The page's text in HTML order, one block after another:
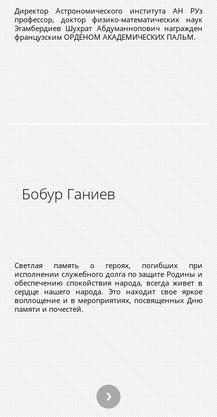
Директор Астрономического института АН РУз
профессор, доктор физико-математических наук
Эгамбердиев Шухрат Абдуманнопович награжден
французским ОРДЕНОМ АКАДЕМИЧЕСКИХ ПАЛЬМ.
Бобур Ганиев
Светлая память о героях, погибших при
исполнении служебного долга по защите Родины и
обеспечению спокойствия народа, всегда живет в
сердце нашего народа. Это находит свое яркое
воплощение и в мероприятиях, посвященных Дню
памяти и почестей.